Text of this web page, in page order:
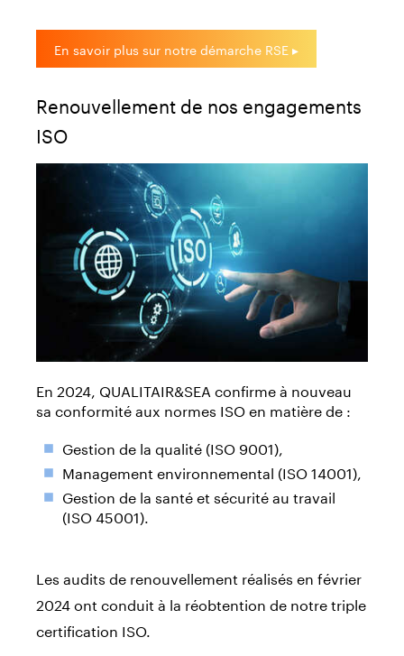
En savoir plus sur notre démarche RSE ▸
Renouvellement de nos engagements
ISO
En 2024, QUALITAIR&SEA confirme à nouveau
sa conformité aux normes ISO en matière de :
Gestion de la qualité (ISO 9001),
Management environnemental (ISO 14001),
Gestion de la santé et sécurité au travail
(ISO 45001).
Les audits de renouvellement réalisés en février
2024 ont conduit à la réobtention de notre triple
certification ISO.